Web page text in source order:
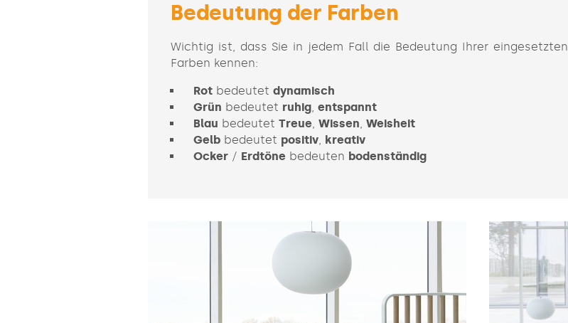
Bedeutung der Farben
Wichtig ist, dass Sie in jedem Fall die Bedeutung Ihrer eingesetzten
Farben kennen:
Rot bedeutet dynamisch
Grün bedeutet ruhig, entspannt
Blau bedeutet Treue, Wissen, Weisheit
Gelb bedeutet positiv, kreativ
Ocker / Erdtöne bedeuten bodenständig